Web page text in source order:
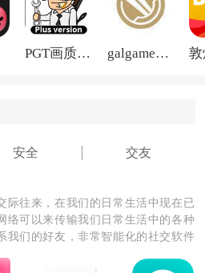
荐可能匹配的人，可进行查
欢，也可以选择偷偷关注等待
真实个人资料图片和身份，我
PGT画质助手旧版 galgame游戏盒子2026
安全 交友
际往来，在我们的日常生活中现在已
络可以来传输我们日常生活中的各种
我们的好友，非常智能化的社交软件